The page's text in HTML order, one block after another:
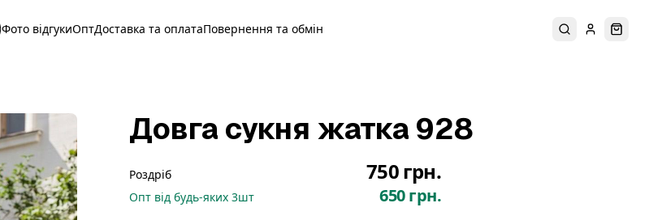
Фото відгукиОптДоставка та оплатаПовернення та обмін ПошукУвійти
Довга сукня жатка 928
Роздріб 750 грн.
Опт від будь-яких 3шт 650 грн.